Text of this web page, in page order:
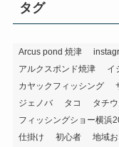
タグ
Arcus pond 焼津
アルクスポンド焼津
イ
カヤックフィッシング
ジェノバ
タコ タチ
フィッシングショー横浜
仕掛け
初心者 地域